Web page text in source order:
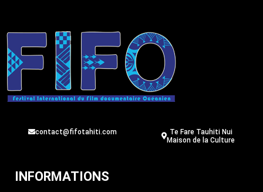
contact@fifotahiti.com
Te Fare Tauhiti Nui
Maison de la Culture
INFORMATIONS